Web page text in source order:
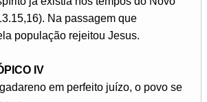
Na passagem que
população rejeitou Jesus.
IV
em perfeito juízo, o povo se